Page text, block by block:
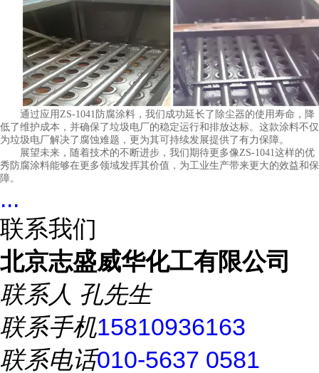
通过应用ZS-1041防腐涂料，我们成功延长了除尘器的使用寿命，降
低了维护成本，并确保了垃圾电厂的稳定运行和排放达标。这款涂料不仅
为垃圾电厂解决了腐蚀难题，更为其可持续发展提供了有力保障。
展望未来，随着技术的不断进步，我们期待更多像ZS-1041这样的优
秀防腐涂料能够在更多领域发挥其价值，为工业生产带来更大的效益和保
障。
...
联系我们
北京志盛威华化工有限公司
联系人 孔先生
联系手机15810936163
联系电话010-5637 0581